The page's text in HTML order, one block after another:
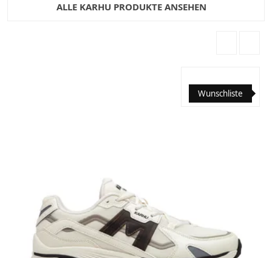
ALLE KARHU PRODUKTE ANSEHEN
Wunschliste